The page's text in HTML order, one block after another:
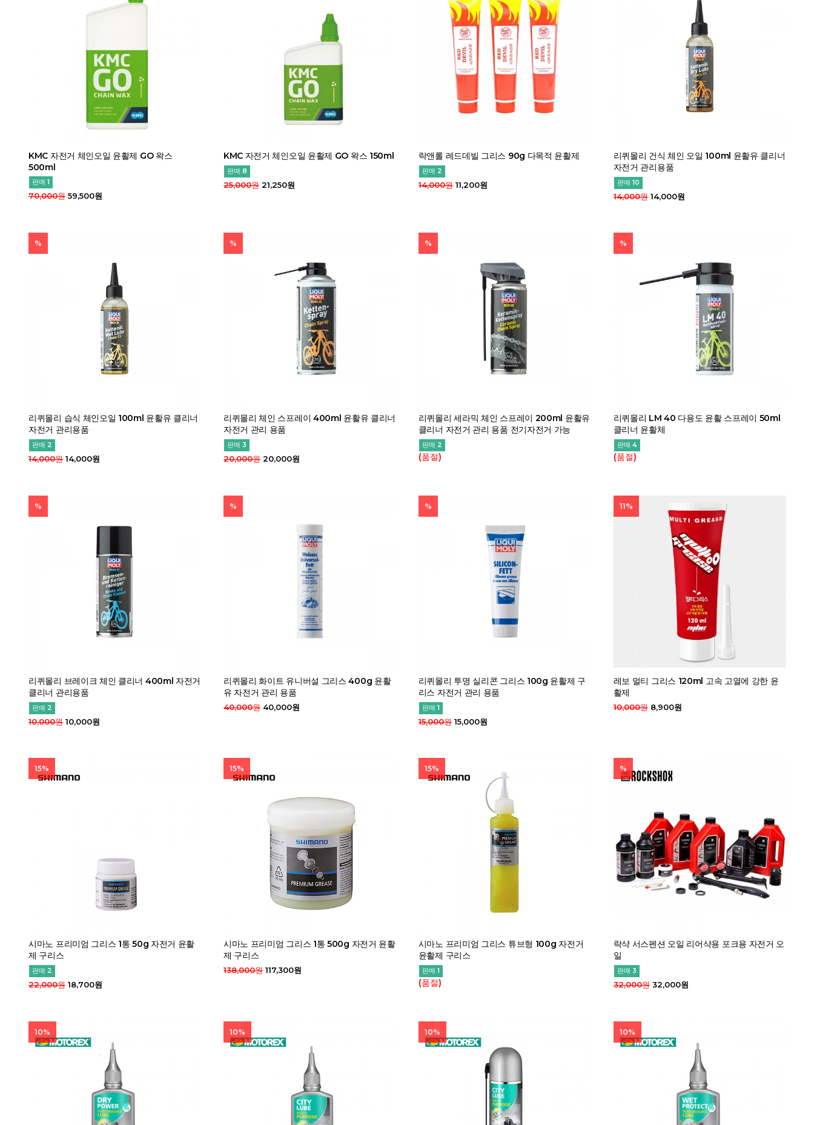
KMC 자전거 체인오일 윤활제 GO 왁스
500ml
판매 1
70,000원59,500원
KMC 자전거 체인오일 윤활제 GO 왁스 150ml
판매 8
25,000원21,250원
락앤롤 레드데빌 그리스 90g 다목적 윤활제
판매 2
14,000원11,200원
리퀴몰리 건식 체인 오일 100ml 윤활유 클리너
자전거 관리용품
판매 10
14,000원14,000원
리퀴몰리 습식 체인오일 100ml 윤활유 클리너
자전거 관리용품
판매 2
%
14,000원 14,000원
리퀴몰리 체인 스프레이 400ml 윤활유 클리너
자전거 관리 용품
판매 3
%
20,000원20,000원
리퀴몰리 세라믹 체인 스프레이 200ml 윤활유
클리너 자전거 관리 용품 전기자전거 가능
판매 2
%
(품절)
리퀴몰리 LM 40 다용도 윤활 스프레이 50ml
클리너 윤활체
판매 4
%
(품절)
리퀴몰리 브레이크 체인 클리너 400ml 자전거
클리너 관리용품
판매 2
%
10,000원 10,000원
리퀴몰리 화이트 유니버설 그리스 400g 윤활
유 자전거 관리 용품
%
40,000원40,000원
리퀴몰리 투명 실리콘 그리스 100g 윤활제 구
리스 자전거 관리 용품
판매 1
%
15,000원15,000원
레보 멀티 그리스 120ml 고속 고열에 강한 윤
활제
11%
10,000원8,900원
시마노 프리미엄 그리스 1통 50g 자전거 윤활
제 구리스
판매 2
15%
22,000원 18,700원
시마노 프리미엄 그리스 1통 500g 자전거 윤활
제 구리스
15%
138,000원117,300원
시마노 프리미엄 그리스 튜브형 100g 자전거
윤활제 구리스
판매 1
15%
(품절)
락샥 서스펜션 오일 리어샥용 포크용 자전거 오
일
판매 3
%
32,000원32,000원
10% 10% 10% 10%